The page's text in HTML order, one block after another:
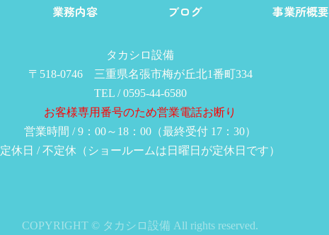
業務内容 ブログ 事業所概要
タカシロ設備
〒518-0746 三重県名張市梅が丘北1番町334
TEL / 0595-44-6580
お客様専用番号のため営業電話お断り
営業時間 / 9：00～18：00（最終受付 17：30）
定休日 / 不定休（ショールームは日曜日が定休日です）
COPYRIGHT © タカシロ設備 All rights reserved.